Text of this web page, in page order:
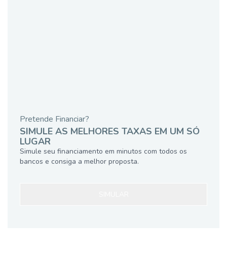
Pretende Financiar?
SIMULE AS MELHORES TAXAS EM UM SÓ
LUGAR
Simule seu financiamento em minutos com todos os
bancos e consiga a melhor proposta.